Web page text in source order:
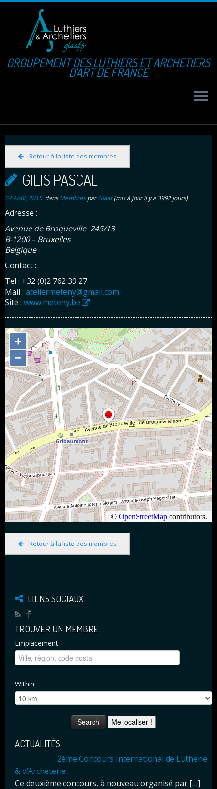
GROUPEMENT DES LUTHIERS ET ARCHETIERS
D'ART DE FRANCE
Retour à la liste des membres
GILIS PASCAL
24 Août, 2015dansMembresparGlaaf(mis à jour il y a 3992 jours)
Adresse :
Avenue de Broqueville 245/13
B-1200 – Bruxelles
Belgique
Contact :
Tel : +32 (0)2 762 39 27
Mail : ateliermeteny@gmail.com
Site : www.meteny.be
Retour à la liste des membres
LIENS SOCIAUX
TROUVER UN MEMBRE :
Emplacement:
Within:
Me localiser !
ACTUALITÉS
2ème Concours International de Lutherie
& d’Archèterie
Ce deuxième concours, à nouveau organisé par […]